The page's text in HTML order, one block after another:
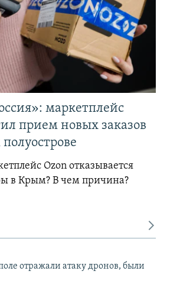
маркетплейс
прием новых заказов
Ozon отказывается
в Крым? В чем причина?
отражали атаку дронов, были